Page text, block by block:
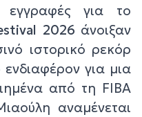
εγγραφές για το
2026 άνοιξαν
ιστορικό ρεκόρ
για μια
από τη FIBA
αναμένεται